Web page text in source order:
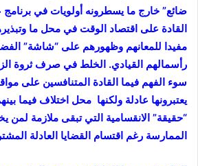
ضائع” خارج ما يسطرونه أولويات في
القادة على اقتصاد الوقت في محل ما
مفيدا للمعانهم وظهورهم على “شاشة”
رأسمالهم القيادي. الخلط في صرف ثروة
سوء الفهم فيما القادة المتنافسين على
يعتبرونها عادلة ولكنها محل اختلاف فيما
“حقيقة” الانقسامية التي تبقى ملازمة لمن
الممارسة رغم اقتسام القضايا العادلة